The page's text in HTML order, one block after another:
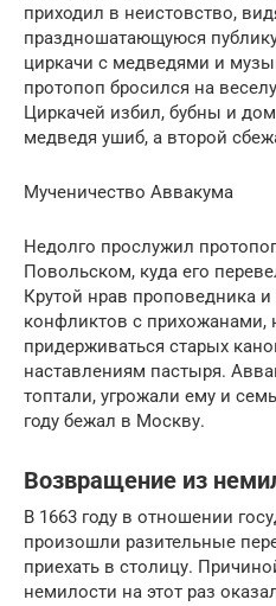
приходил в неистовство,
праздношатающуюся
циркачи с медведями и
протопоп бросился на
Циркачей избил, бубны и
медведя ушиб, а второй
Мученичество Аввакума
Недолго прослужил
Повольском, куда его
Крутой нрав проповедника и
конфликтов с
придерживаться старых
наставлениям пастыря.
топтали, угрожали ему и
году бежал в Москву.
Возвращение из
В 1663 году в отношении
произошли разительные
приехать в столицу.
немилости на этот раз